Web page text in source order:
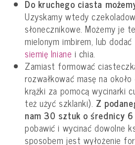
Do kruchego ciasta
Uzyskamy wtedy
słonecznikowe. Możemy je
mielonym imbirem, lub dodać
siemię lniane i chia.
Zamiast formować
rozwałkować masę na
krążki za pomocą wycinarki
też użyć szklanki). Z
nam 30 sztuk o średnicy
pobawić i wycinać dowolne
sposobem jest wyłożenie